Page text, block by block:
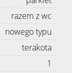
razem z wc
nowego typu
terakota
1